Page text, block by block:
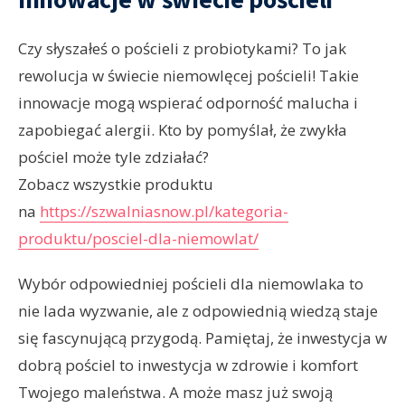
Czy słyszałeś o pościeli z probiotykami? To jak
rewolucja w świecie niemowlęcej pościeli! Takie
innowacje mogą wspierać odporność malucha i
zapobiegać alergii. Kto by pomyślał, że zwykła
pościel może tyle zdziałać?
Zobacz wszystkie produktu
na https://szwalniasnow.pl/kategoria-
produktu/posciel-dla-niemowlat/
Wybór odpowiedniej pościeli dla niemowlaka to
nie lada wyzwanie, ale z odpowiednią wiedzą staje
się fascynującą przygodą. Pamiętaj, że inwestycja w
dobrą pościel to inwestycja w zdrowie i komfort
Twojego maleństwa. A może masz już swoją